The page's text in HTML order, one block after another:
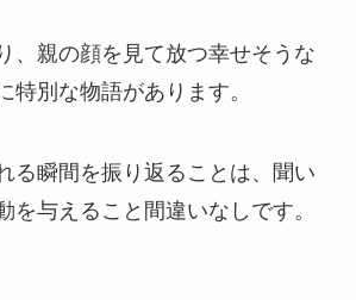
、親の顔を見て放つ幸せそうな
特別な物語があります。
る瞬間を振り返ることは、聞い
を与えること間違いなしです。